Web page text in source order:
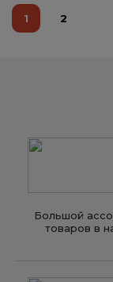
1 2
Большой
товаров в